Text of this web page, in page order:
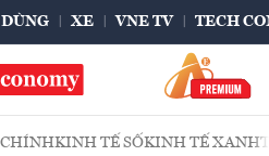
XE VNE TV TECH
KINH TẾ SỐKINH TẾ XANH